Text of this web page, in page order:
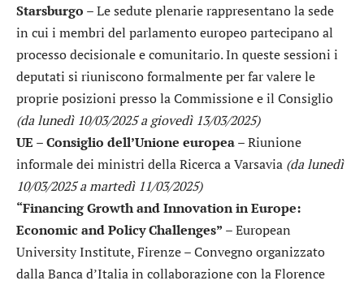
Starsburgo – Le sedute plenarie rappresentano la sede
in cui i membri del parlamento europeo partecipano al
processo decisionale e comunitario. In queste sessioni i
deputati si riuniscono formalmente per far valere le
proprie posizioni presso la Commissione e il Consiglio
(da lunedì 10/03/2025 a giovedì 13/03/2025)
UE – Consiglio dell’Unione europea– Riunione
informale dei ministri della Ricerca a Varsavia (da lunedì
10/03/2025 a martedì 11/03/2025)
“Financing Growth and Innovation in Europe:
Economic and Policy Challenges” – European
University Institute, Firenze – Convegno organizzato
dalla Banca d’Italia in collaborazione con la Florence